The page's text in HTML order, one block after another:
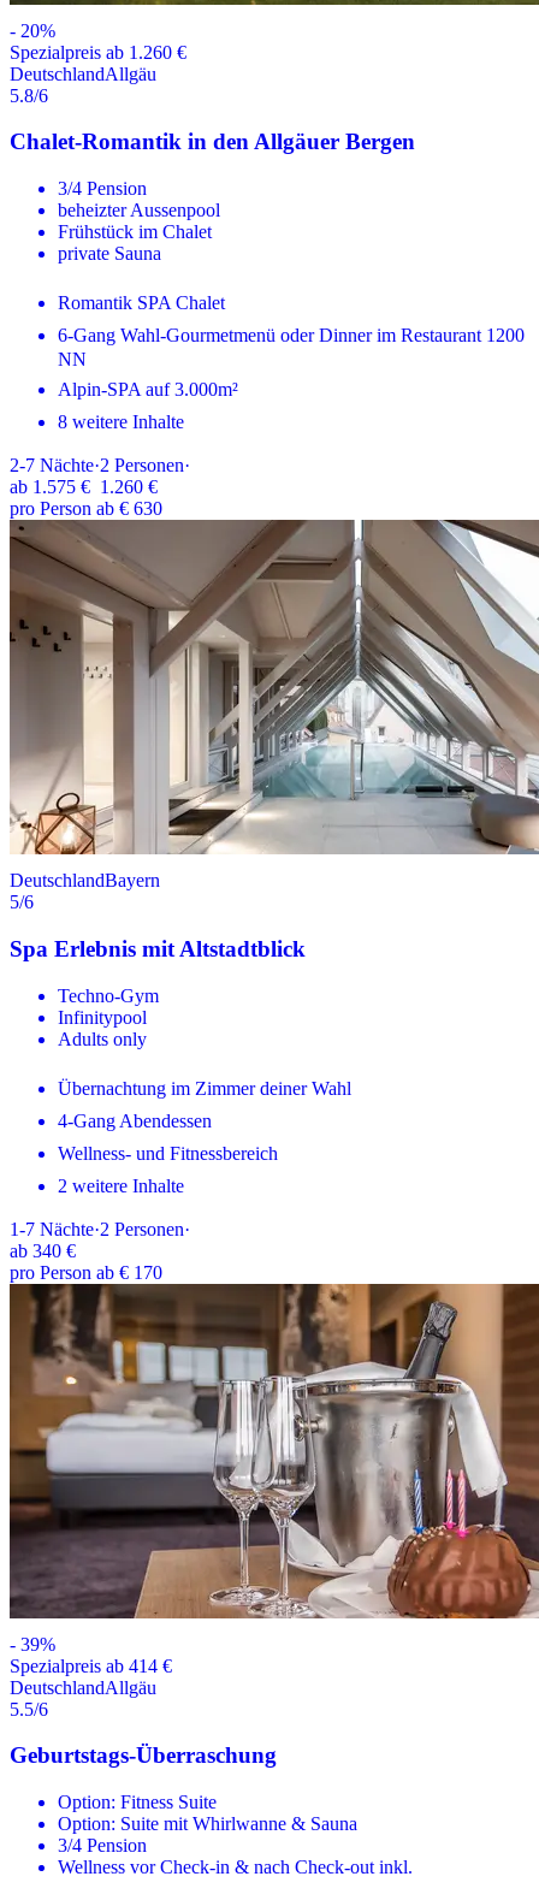
- 20%
Spezialpreis ab 1.260 €
DeutschlandAllgäu
5.8/6
Chalet-Romantik in den Allgäuer Bergen
3/4 Pension
beheizter Aussenpool
Frühstück im Chalet
private Sauna
Romantik SPA Chalet
6-Gang Wahl-Gourmetmenü oder Dinner im Restaurant 1200
NN
Alpin-SPA auf 3.000m²
8 weitere Inhalte
2-7 Nächte·2 Personen·
ab 1.575 € 1.260 €
pro Person ab € 630
DeutschlandBayern
5/6
Spa Erlebnis mit Altstadtblick
Techno-Gym
Infinitypool
Adults only
Übernachtung im Zimmer deiner Wahl
4-Gang Abendessen
Wellness- und Fitnessbereich
2 weitere Inhalte
1-7 Nächte·2 Personen·
ab 340 €
pro Person ab € 170
- 39%
Spezialpreis ab 414 €
DeutschlandAllgäu
5.5/6
Geburtstags-Überraschung
Option: Fitness Suite
Option: Suite mit Whirlwanne & Sauna
3/4 Pension
Wellness vor Check-in & nach Check-out inkl.